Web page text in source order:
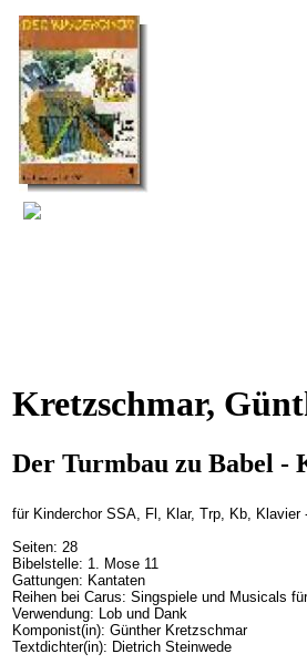
Kretzschmar,
Der Turmbau zu Babel -
für Kinderchor SSA, Fl, Klar, Trp, Kb, Klavier
Seiten: 28
Bibelstelle: 1. Mose 11
Gattungen: Kantaten
Reihen bei Carus: Singspiele und Musicals
Verwendung: Lob und Dank
Komponist(in): Günther Kretzschmar
Textdichter(in): Dietrich Steinwede